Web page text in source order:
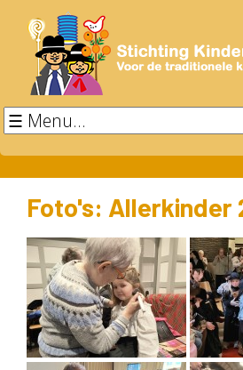
Foto's: Allerkinder